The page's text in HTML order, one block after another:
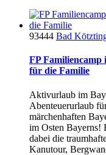
93444 Bad
FP Familiencamp
für die Familie
Aktivurlaub im
Abenteuerurlaub
märchenhaften
im Osten Bayerns!
dabei die
Kanutour,